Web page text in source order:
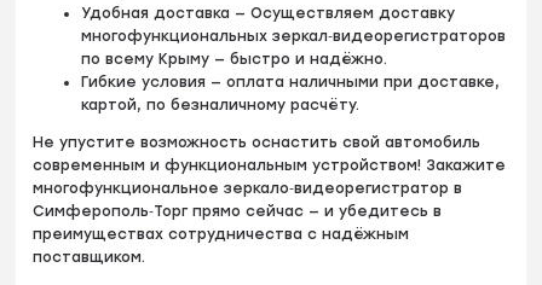
Удобная доставка — Осуществляем доставку
многофункциональных зеркал‑видеорегистраторов
по всему Крыму — быстро и надёжно.
Гибкие условия — оплата наличными при доставке,
картой, по безналичному расчёту.
Не упустите возможность оснастить свой автомобиль
современным и функциональным устройством! Закажите
многофункциональное зеркало‑видеорегистратор в
Симферополь‑Торг прямо сейчас — и убедитесь в
преимуществах сотрудничества с надёжным
поставщиком.